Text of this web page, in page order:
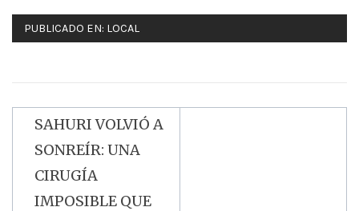
PUBLICADO EN: LOCAL
Navegación
de
entradas
SAHURI VOLVIÓ A
SONREÍR: UNA
CIRUGÍA
IMPOSIBLE QUE